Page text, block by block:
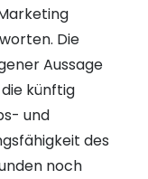
Die
Aussage
künftig
und
des
noch